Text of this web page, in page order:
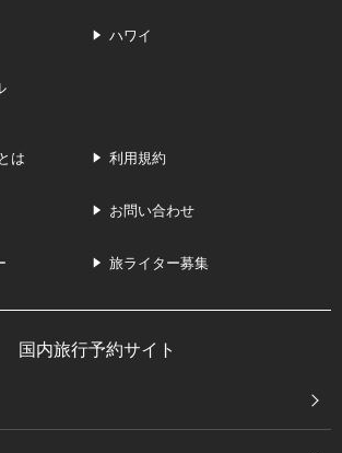
ハワイ
は 利用規約
お問い合わせ
旅ライター募集
国内旅行予約サイト